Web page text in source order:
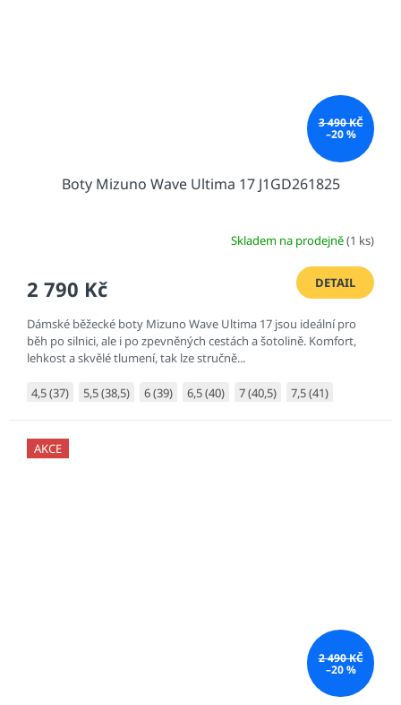
3 490 KČ
–20 %
Boty Mizuno Wave Ultima 17 J1GD261825
Skladem na prodejně(1 ks)
2 790 Kč DETAIL
Dámské běžecké boty Mizuno Wave Ultima 17 jsou ideální pro
běh po silnici, ale i po zpevněných cestách a šotolině. Komfort,
lehkost a skvělé tlumení, tak lze stručně...
4,5 (37) 5,5 (38,5) 6 (39) 6,5 (40) 7 (40,5) 7,5 (41)
AKCE
2 490 KČ
–20 %